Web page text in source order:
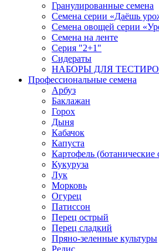
Гранулированные семена
Семена серии «Даёшь
Семена овощей серии
Семена на ленте
Серия "2+1"
Сидераты
НАБОРЫ ДЛЯ
Профессиональные семена
Арбуз
Баклажан
Горох
Дыня
Кабачок
Капуста
Картофель (ботанические
Кукуруза
Лук
Морковь
Огурец
Патиссон
Перец острый
Перец сладкий
Пряно-зеленные культуры
Редис